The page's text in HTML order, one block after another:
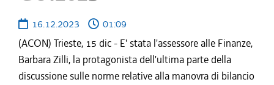
16.12.2023
01:09
(ACON) Trieste, 15 dic - E' stata l'assessore alle Finanze,
Barbara Zilli, la protagonista dell'ultima parte della
discussione sulle norme relative alla manovra di bilancio